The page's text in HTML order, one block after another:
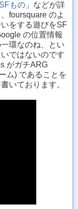
もの 」などが詳
foursquare のよ
をする遊びをSF
の位置情報
環なのね、とい
ではないのです
がガチARG
ム) であることを
いております。